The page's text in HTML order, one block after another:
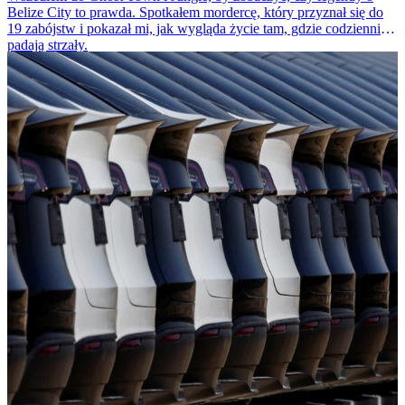
Belize City to prawda. Spotkałem mordercę, który przyznał się do
19 zabójstw i pokazał mi, jak wygląda życie tam, gdzie codziennie
padają strzały.